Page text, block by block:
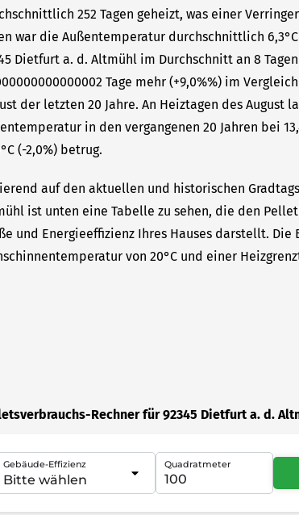
252 Tagen geheizt, was einer
war die Außentemperatur durchschnittlich 6,3°C
Dietfurt a. d. Altmühl im Durchschnitt an 8
Tage mehr (+9,0%%) im
der letzten 20 Jahre. An Heiztagen des August
in den vergangenen 20 Jahren bei
(-2,0%) betrug.
auf den aktuellen und historischen
ist unten eine Tabelle zu sehen, die den
und Energieeffizienz Ihres Hauses darstellt.
von 20°C und einer
Rechner für 92345 Dietfurt a. d.
Gebäude-Effizienz Quadratmeter